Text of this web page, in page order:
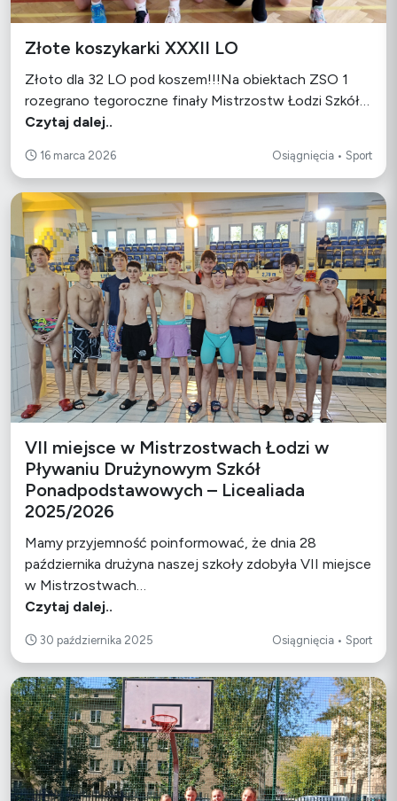
Złote koszykarki XXXII LO
Złoto dla 32 LO pod koszem!!!Na obiektach ZSO 1
rozegrano tegoroczne finały Mistrzostw Łodzi Szkół…
Czytaj dalej..
16 marca 2026 Osiągnięcia • Sport
VII miejsce w Mistrzostwach Łodzi w
Pływaniu Drużynowym Szkół
Ponadpodstawowych – Licealiada
2025/2026
Mamy przyjemność poinformować, że dnia 28
października drużyna naszej szkoły zdobyła VII miejsce
w Mistrzostwach…
Czytaj dalej..
30 października 2025 Osiągnięcia • Sport